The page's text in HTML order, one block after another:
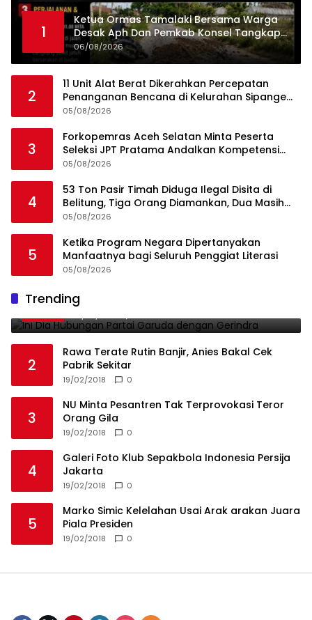
1
Ketua Ormas Tamalaki Bersama Warga
Desak Aph Dan Pemkab Konsel Tangkap
Pelaku Angkut Cangkang Sawit Overload,
Truk PT KAP Melintas Jalan Umum
06/08/2026
2
11 Unit Alat Berat Dikerahkan Percepatan
Penanganan Bencana di Kelurahan Sipange
Kecamatan Tukka
05/08/2026
3
Forkopemras Aceh Selatan Minta Peserta
Seleksi JPT Pratama Andalkan Kompetensi
dan Integritas, Bukan Kedekatan
05/08/2026
4
53 Ton Pasir Timah Diduga Ilegal Disita di
Belitung, Tiga Orang Diamankan, Dua Masih
Diburu
05/08/2026
5
Ketika Program Negara Dipertanyakan
Manfaatnya bagi Seluruh Penggiat Literasi
05/08/2026
Trending
1
Gerindra
19/02/2018 0
2
Rawa Terate Rutin Banjir, Anies Bakal Cek
Pabrik Sekitar
19/02/2018 0
3
NU Minta Pesantren Tak Terprovokasi Teror
Orang Gila
19/02/2018 0
4
Galeri Foto Klub Sepakbola Indonesia Persija
Jakarta
19/02/2018 0
5
Marko Simic Kelelahan Usai Arak arakan Juara
Piala Presiden
19/02/2018 0